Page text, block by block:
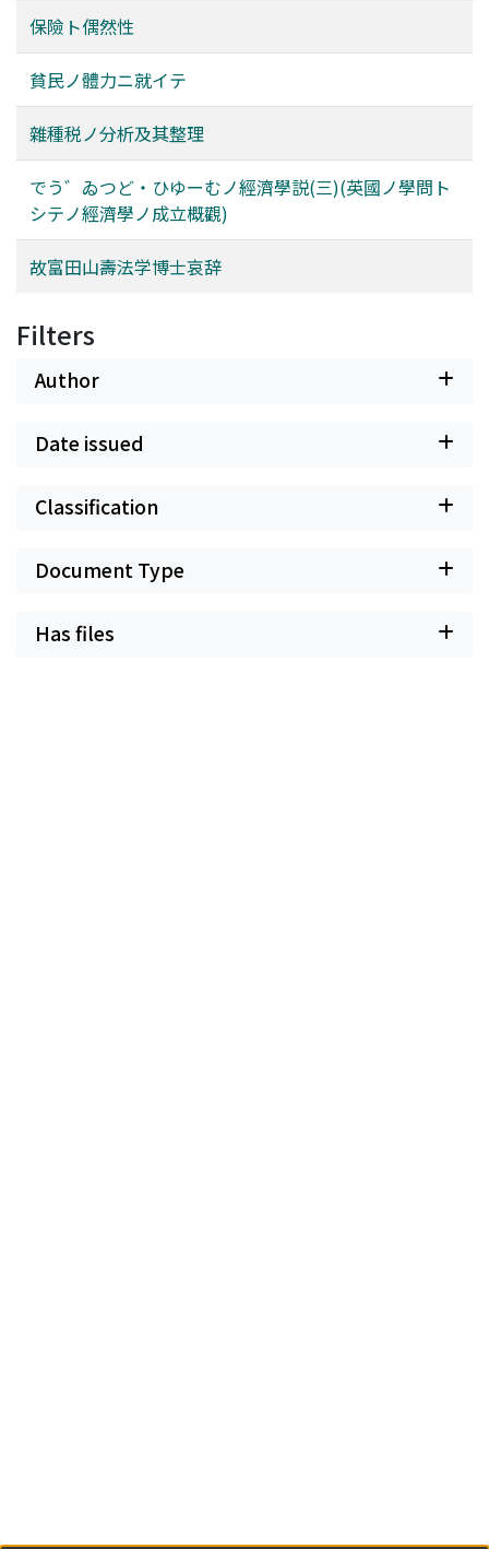
保險ト偶然性
貧民ノ體力ニ就イテ
雜種税ノ分析及其整理
でう゛ゐつど・ひゆーむノ經濟學説(三)(英國ノ學問ト
シテノ經濟學ノ成立概觀)
故富田山壽法学博士哀辞
Filters
Author
Date issued
Classification
Document Type
Has files